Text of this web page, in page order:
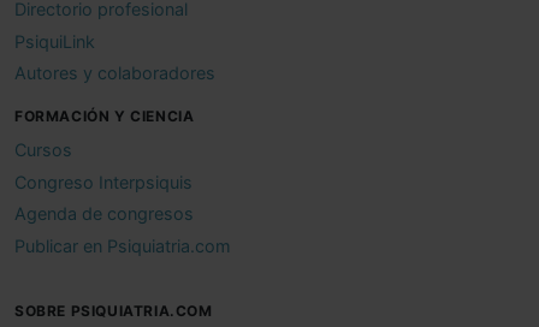
Directorio profesional
PsiquiLink
Autores y colaboradores
FORMACIÓN Y CIENCIA
Cursos
Congreso Interpsiquis
Agenda de congresos
Publicar en Psiquiatria.com
SOBRE PSIQUIATRIA.COM